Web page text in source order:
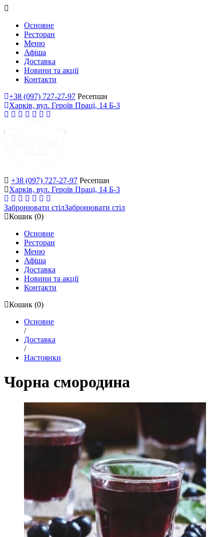
Основне
Ресторан
Меню
Афіша
Доставка
Новини та акції
Контакти
+38 (097) 727-27-97 Ресепшн
Харків, вул. Героїв Праці, 14 Б-3
+38 (097) 727-27-97 Ресепшн
Харків, вул. Героїв Праці, 14 Б-3
Забронювати стілЗабронювати стіл
Кошик (0)
Основне
Ресторан
Меню
Афіша
Доставка
Новини та акції
Контакти
Кошик (0)
Основне
/
Доставка
/
Настоянки
Чорна смородина